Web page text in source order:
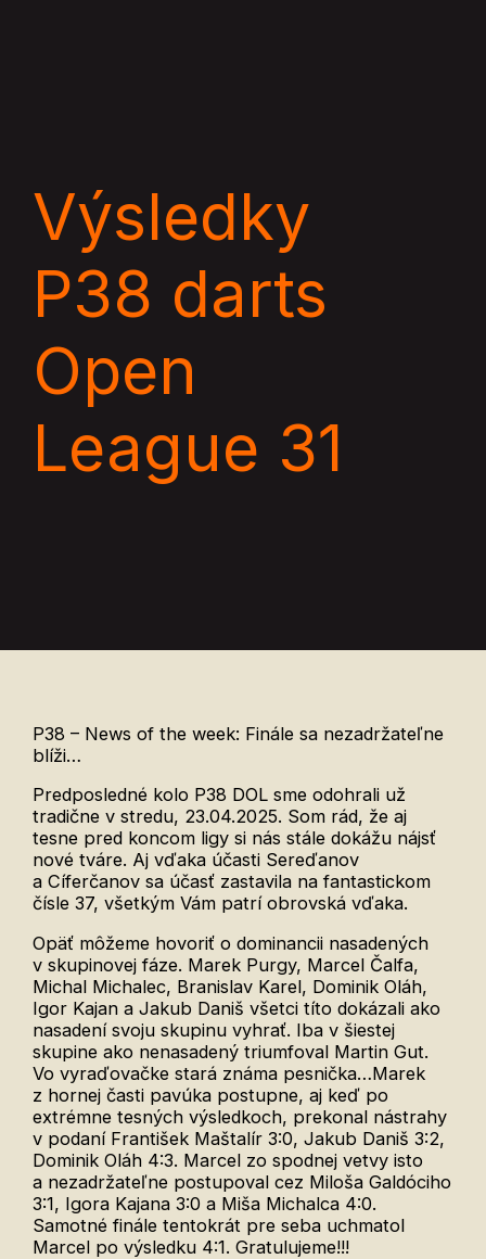
Výsledky
P38 darts
Open
League 31
P38 – News of the week: Finále sa nezadržateľne
blíži…
Predposledné kolo P38 DOL sme odohrali už
tradične v stredu, 23.04.2025. Som rád, že aj
tesne pred koncom ligy si nás stále dokážu nájsť
nové tváre. Aj vďaka účasti Sereďanov
a Cíferčanov sa účasť zastavila na fantastickom
čísle 37, všetkým Vám patrí obrovská vďaka.
Opäť môžeme hovoriť o dominancii nasadených
v skupinovej fáze. Marek Purgy, Marcel Čalfa,
Michal Michalec, Branislav Karel, Dominik Oláh,
Igor Kajan a Jakub Daniš všetci títo dokázali ako
nasadení svoju skupinu vyhrať. Iba v šiestej
skupine ako nenasadený triumfoval Martin Gut.
Vo vyraďovačke stará známa pesnička…Marek
z hornej časti pavúka postupne, aj keď po
extrémne tesných výsledkoch, prekonal nástrahy
v podaní František Maštalír 3:0, Jakub Daniš 3:2,
Dominik Oláh 4:3. Marcel zo spodnej vetvy isto
a nezadržateľne postupoval cez Miloša Galdóciho
3:1, Igora Kajana 3:0 a Miša Michalca 4:0.
Samotné finále tentokrát pre seba uchmatol
Marcel po výsledku 4:1. Gratulujeme!!!